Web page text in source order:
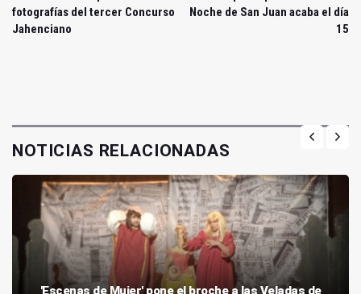
fotografías del tercer Concurso
Jahenciano
Noche de San Juan acaba el día
15
NOTICIAS RELACIONADAS
'Escenas de Mujer' pone el broche a las Veladas de